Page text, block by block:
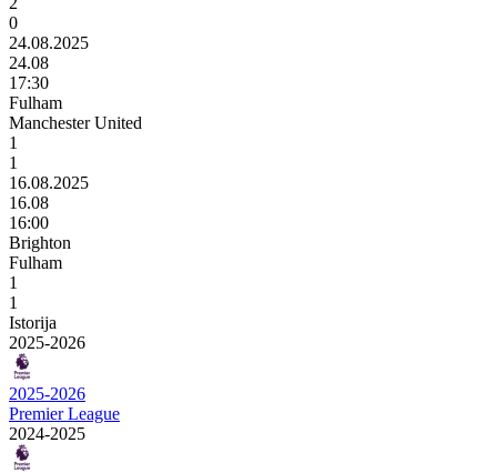
0
24.08.2025
24.08
17:30
Fulham
Manchester United
1
1
16.08.2025
16.08
16:00
Brighton
Fulham
1
1
Istorija
2025-2026
2025-2026
Premier League
2024-2025